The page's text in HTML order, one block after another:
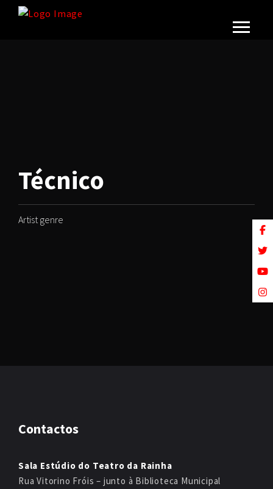
Técnico
Artist genre
Contactos
Sala Estúdio do Teatro da Rainha
Rua Vitorino Fróis – junto à Biblioteca Municipal